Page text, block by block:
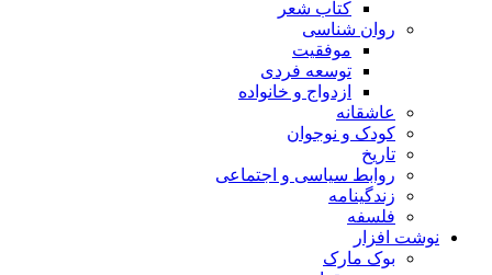
کتاب شعر
روان شناسی
موفقیت
توسعه فردی
ازدواج و خانواده
عاشقانه
کودک و نوجوان
تاریخ
روابط سیاسی و اجتماعی
زندگینامه
فلسفه
نوشت افزار
بوک مارک